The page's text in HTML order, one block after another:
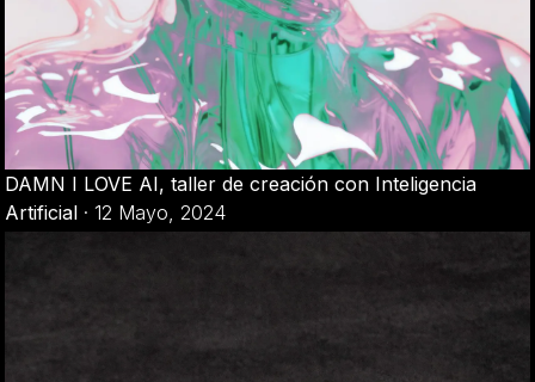
DAMN I LOVE AI, taller de creación con Inteligencia
Artificial · 12 Mayo, 2024